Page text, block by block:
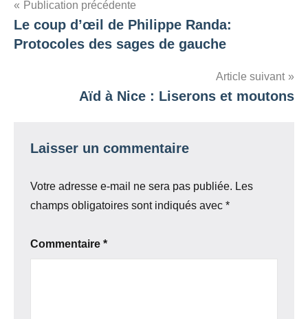
Navigation
de
Publication précédente
Le coup d’œil de Philippe Randa:
Protocoles des sages de gauche
Article suivant
Aïd à Nice : Liserons et moutons
Laisser un commentaire
Votre adresse e-mail ne sera pas publiée. Les
champs obligatoires sont indiqués avec *
Commentaire *